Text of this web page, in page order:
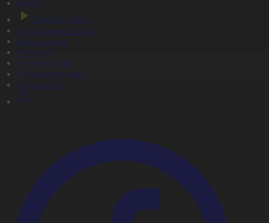
Басты
Тікелей эфир
Бағдарлама кестесі
Жаңалықтар
Жобалар
Телехикаялар
Мультсериалдар
Видеоархив